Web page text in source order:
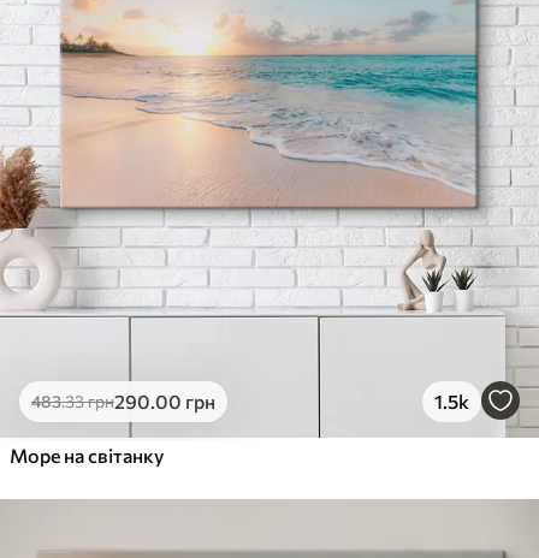
483.33грн290.00 грн 1.5k
Море на світанку